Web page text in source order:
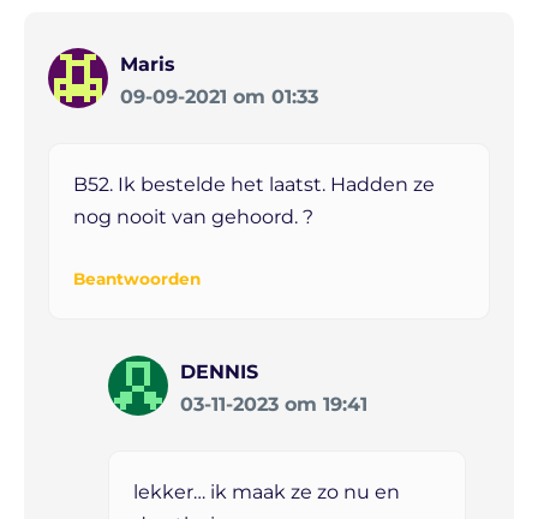
Maris
09-09-2021 om 01:33
B52. Ik bestelde het laatst. Hadden ze
nog nooit van gehoord. ?
Beantwoorden
DENNIS
03-11-2023 om 19:41
lekker… ik maak ze zo nu en